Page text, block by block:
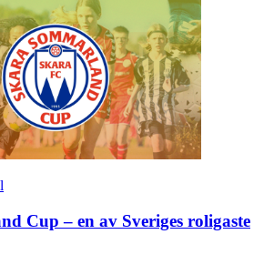
Cup – en av Sveriges roligaste